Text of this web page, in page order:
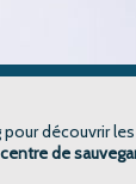
découvrir les
centre de